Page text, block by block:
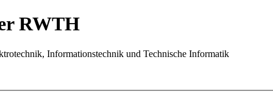
RWTH
Informationstechnik und Technische Informatik